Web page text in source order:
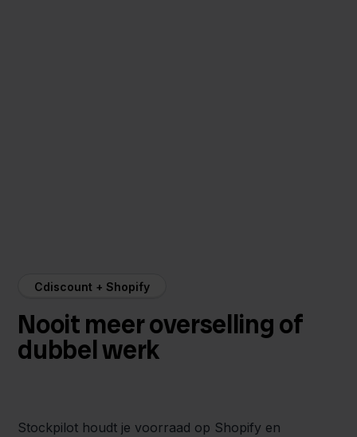
Cdiscount + Shopify
Nooit meer overselling of
dubbel werk
Stockpilot houdt je voorraad op Shopify en